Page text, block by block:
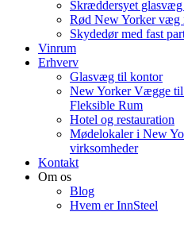
Skræddersyet
Rød New Yorker væg
Skydedør med fast
Vinrum
Erhverv
Glasvæg til kontor
New Yorker Vægge
Fleksible Rum
Hotel og restauration
Mødelokaler i New
virksomheder
Kontakt
Om os
Blog
Hvem er InnSteel